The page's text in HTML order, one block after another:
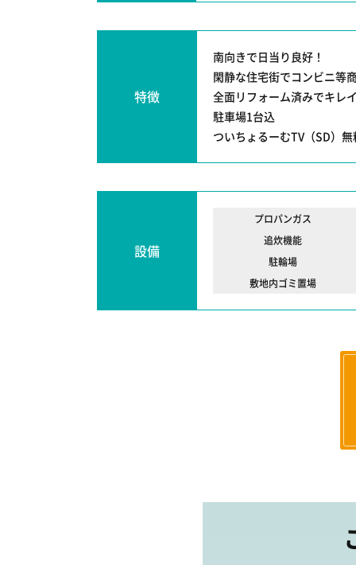
特徴
南向きで日当り良好！
閑静な住宅街でコンビニ等
全面リフォーム済みでキレ
駐車場1台込
ついちょるーむTV（SD）
設備
プロパンガス
追炊機能
駐輪場
敷地内ゴミ置場